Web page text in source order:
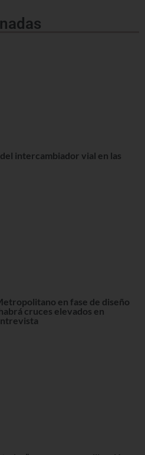
intercambiador vial en las
en fase de diseño
cruces elevados en